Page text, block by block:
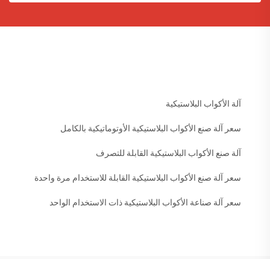
آلة الأكواب البلاستيكية
سعر آلة صنع الأكواب البلاستيكية الأوتوماتيكية بالكامل
آلة صنع الأكواب البلاستيكية القابلة للتصرف
سعر آلة صنع الأكواب البلاستيكية القابلة للاستخدام مرة واحدة
سعر آلة صناعة الأكواب البلاستيكية ذات الاستخدام الواحد